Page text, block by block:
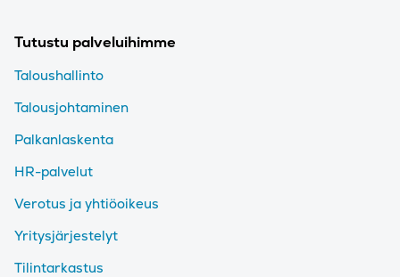
Tutustu palveluihimme
Taloushallinto
Talousjohtaminen
Palkanlaskenta
HR-palvelut
Verotus ja yhtiöoikeus
Yritysjärjestelyt
Tilintarkastus